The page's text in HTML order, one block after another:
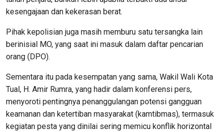
kesengajaan dan kekerasan berat.
Pihak kepolisian juga masih memburu satu tersangka lain
berinisial MO, yang saat ini masuk dalam daftar pencarian
orang (DPO).
Sementara itu pada kesempatan yang sama, Wakil Wali Kota
Tual, H. Amir Rumra, yang hadir dalam konferensi pers,
menyoroti pentingnya penanggulangan potensi gangguan
keamanan dan ketertiban masyarakat (kamtibmas), termasuk
kegiatan pesta yang dinilai sering memicu konflik horizontal